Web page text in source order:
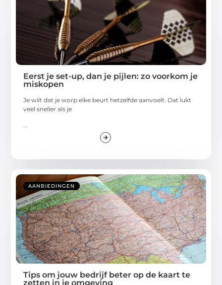
Eerst je set-up, dan je pijlen: zo voorkom je
miskopen
Je wilt dat je worp elke beurt hetzelfde aanvoelt. Dat lukt
veel sneller als je
...
AANBIEDINGEN
Tips om jouw bedrijf beter op de kaart te
zetten in je omgeving